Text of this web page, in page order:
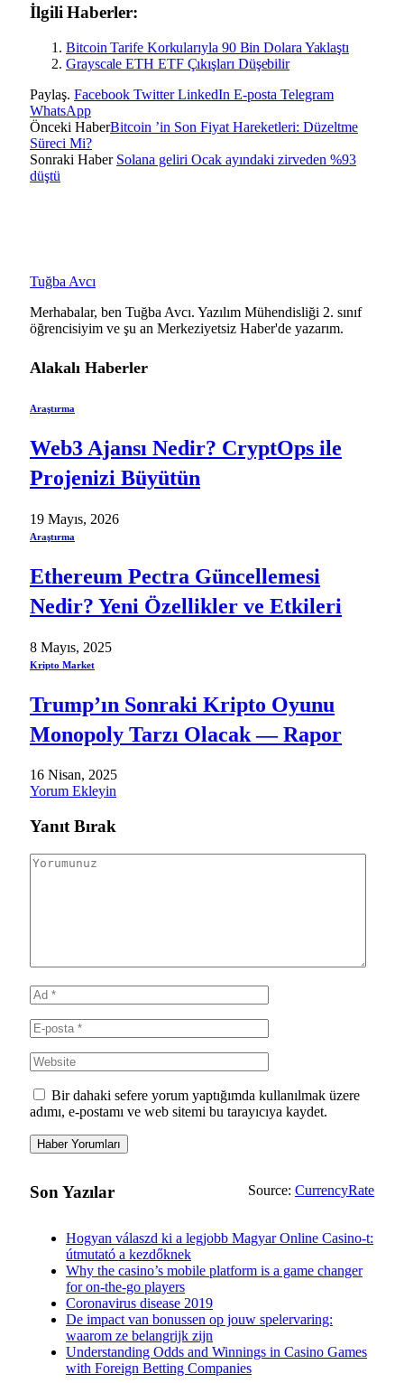
İlgili Haberler:
Bitcoin Tarife Korkularıyla 90 Bin Dolara Yaklaştı
Grayscale ETH ETF Çıkışları Düşebilir
Paylaş. Facebook Twitter LinkedIn E-posta Telegram
WhatsApp
Önceki HaberBitcoin ’in Son Fiyat Hareketleri: Düzeltme
Süreci Mi?
Sonraki Haber Solana geliri Ocak ayındaki zirveden %93
düştü
Tuğba Avcı
Merhabalar, ben Tuğba Avcı. Yazılım Mühendisliği 2. sınıf
öğrencisiyim ve şu an Merkeziyetsiz Haber'de yazarım.
Alakalı Haberler
Araştırma
Web3 Ajansı Nedir? CryptOps ile
Projenizi Büyütün
19 Mayıs, 2026
Araştırma
Ethereum Pectra Güncellemesi
Nedir? Yeni Özellikler ve Etkileri
8 Mayıs, 2025
Kripto Market
Trump’ın Sonraki Kripto Oyunu
Monopoly Tarzı Olacak — Rapor
16 Nisan, 2025
Yorum Ekleyin
Yanıt Bırak
Bir dahaki sefere yorum yaptığımda kullanılmak üzere
adımı, e-postamı ve web sitemi bu tarayıcıya kaydet.
Source: CurrencyRate
Son Yazılar
Hogyan válaszd ki a legjobb Magyar Online Casino-t:
útmutató a kezdőknek
Why the casino’s mobile platform is a game changer
for on-the-go players
Coronavirus disease 2019
De impact van bonussen op jouw spelervaring:
waarom ze belangrijk zijn
Understanding Odds and Winnings in Casino Games
with Foreign Betting Companies